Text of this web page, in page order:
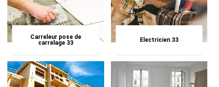
Carreleur pose de
carrelage 33
Electricien 33